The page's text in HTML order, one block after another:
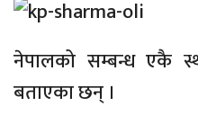
नेपालको सम्बन्ध एकै
बताएका छन् ।